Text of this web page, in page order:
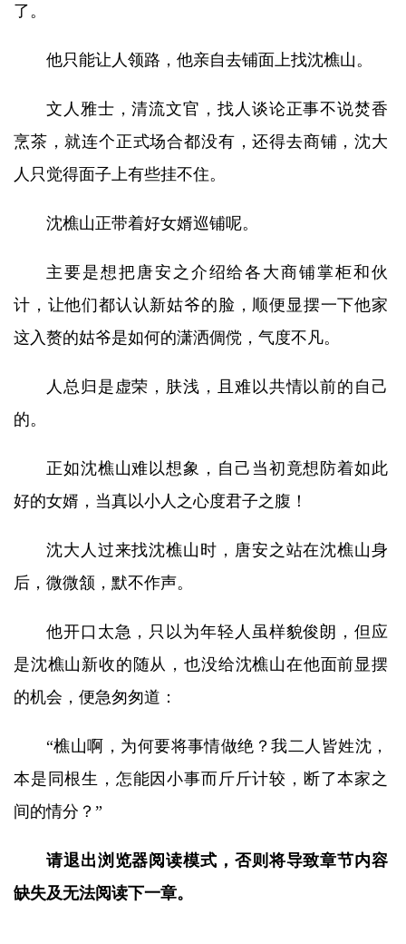
了。
他只能让人领路，他亲自去铺面上找沈樵山。
文人雅士，清流文官，找人谈论正事不说焚香
烹茶，就连个正式场合都没有，还得去商铺，沈大
人只觉得面子上有些挂不住。
沈樵山正带着好女婿巡铺呢。
主要是想把唐安之介绍给各大商铺掌柜和伙
计，让他们都认认新姑爷的脸，顺便显摆一下他家
这入赘的姑爷是如何的潇洒倜傥，气度不凡。
人总归是虚荣，肤浅，且难以共情以前的自己
的。
正如沈樵山难以想象，自己当初竟想防着如此
好的女婿，当真以小人之心度君子之腹！
沈大人过来找沈樵山时，唐安之站在沈樵山身
后，微微颔，默不作声。
他开口太急，只以为年轻人虽样貌俊朗，但应
是沈樵山新收的随从，也没给沈樵山在他面前显摆
的机会，便急匆匆道：
“樵山啊，为何要将事情做绝？我二人皆姓沈，
本是同根生，怎能因小事而斤斤计较，断了本家之
间的情分？”
请退出浏览器阅读模式，否则将导致章节内容
缺失及无法阅读下一章。